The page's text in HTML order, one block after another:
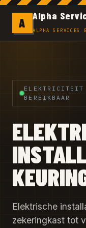
A Alpha
ALPHA SERVICES
BEREIKBAAR
Elektrische
zekeringkast tot